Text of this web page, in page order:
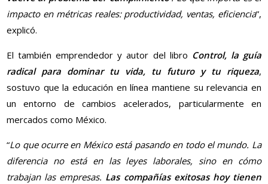
impacto en métricas reales: productividad, ventas, eficiencia”,
explicó.
El también emprendedor y autor del libro Control, la guía
radical para dominar tu vida, tu futuro y tu riqueza,
sostuvo que la educación en línea mantiene su relevancia en
un entorno de cambios acelerados, particularmente en
mercados como México.
“Lo que ocurre en México está pasando en todo el mundo. La
diferencia no está en las leyes laborales, sino en cómo
trabajan las empresas. Las compañías exitosas hoy tienen